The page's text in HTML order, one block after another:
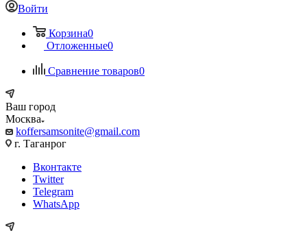
Войти
Корзина0
Отложенные0
Сравнение товаров0
Ваш город
Москва
koffersamsonite@gmail.com
г. Таганрог
Вконтакте
Twitter
Telegram
WhatsApp